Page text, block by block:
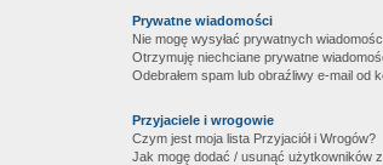
Prywatne wiadomości
Nie mogę wysyłać prywatnych
Otrzymuję niechciane prywatne
Odebrałem spam lub obraźliwy e-mail od
Przyjaciele i wrogowie
Czym jest moja lista Przyjaciół i Wrogów?
Jak mogę dodać / usunąć użytkowników